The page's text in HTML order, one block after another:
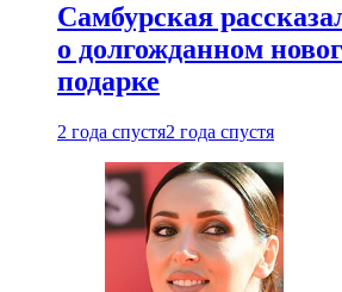
Самбурская
о долгожданном
подарке
2 года спустя2 года спустя